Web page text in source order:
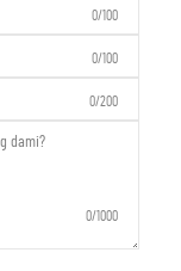
0/100
0/100
0/200
0/1000